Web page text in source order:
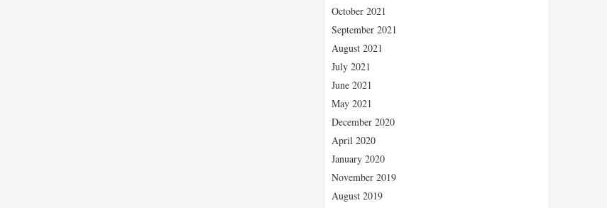
October 2021
September 2021
August 2021
July 2021
June 2021
May 2021
December 2020
April 2020
January 2020
November 2019
August 2019